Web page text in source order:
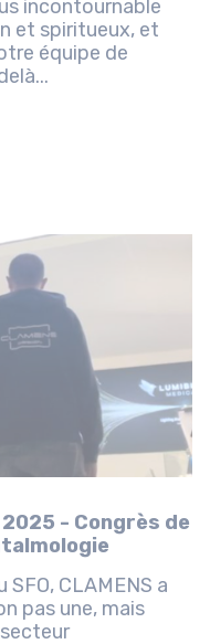
et spiritueux, et
équipe de
2025 - Congrès de
CLAMENS a
pas une, mais